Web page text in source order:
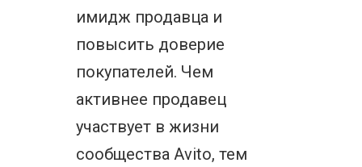
имидж продавца и
повысить доверие
покупателей. Чем
активнее продавец
участвует в жизни
сообщества Avito, тем